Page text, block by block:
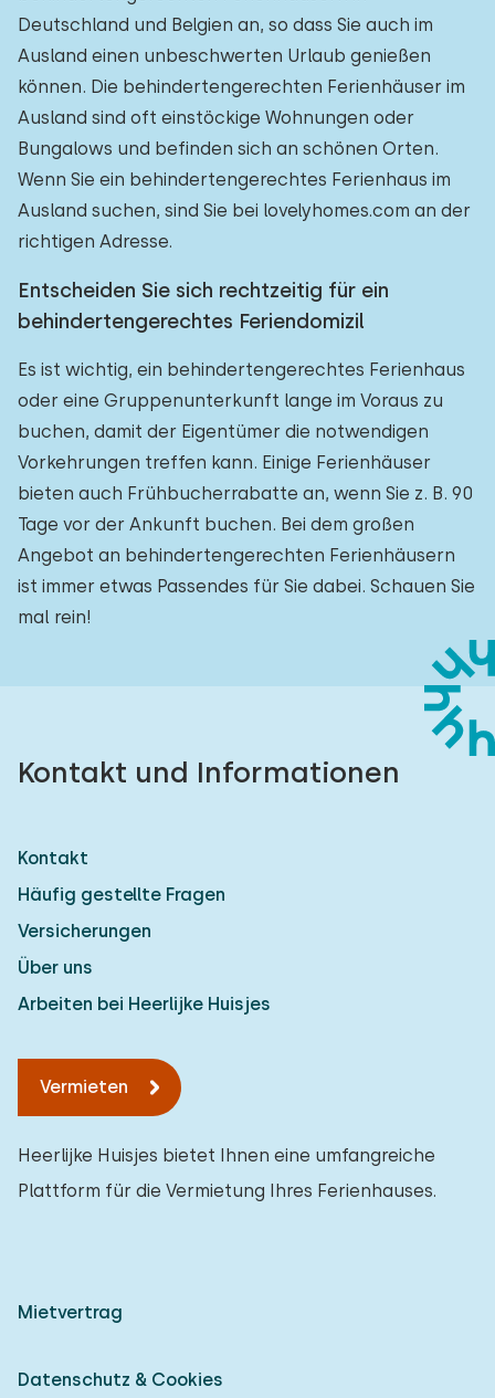
Deutschland und Belgien an, so dass Sie auch im
Ausland einen unbeschwerten Urlaub genießen
können. Die behindertengerechten Ferienhäuser im
Ausland sind oft einstöckige Wohnungen oder
Bungalows und befinden sich an schönen Orten.
Wenn Sie ein behindertengerechtes Ferienhaus im
Ausland suchen, sind Sie bei lovelyhomes.com an der
richtigen Adresse.
Entscheiden Sie sich rechtzeitig für ein
behindertengerechtes Feriendomizil
Es ist wichtig, ein behindertengerechtes Ferienhaus
oder eine Gruppenunterkunft lange im Voraus zu
buchen, damit der Eigentümer die notwendigen
Vorkehrungen treffen kann. Einige Ferienhäuser
bieten auch Frühbucherrabatte an, wenn Sie z. B. 90
Tage vor der Ankunft buchen. Bei dem großen
Angebot an behindertengerechten Ferienhäusern
ist immer etwas Passendes für Sie dabei. Schauen Sie
mal rein!
Kontakt und Informationen
Kontakt
Häufig gestellte Fragen
Versicherungen
Über uns
Arbeiten bei Heerlijke Huisjes
Vermieten
Heerlijke Huisjes bietet Ihnen eine umfangreiche
Plattform für die Vermietung Ihres Ferienhauses.
Mietvertrag
Datenschutz & Cookies